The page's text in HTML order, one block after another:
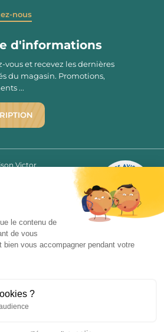
nous
2780 AVIS
9.7/10
d'informations
vous et recevez les dernières
du magasin. Promotions,
...
Victor
le contenu de
de vous
bien vous accompagner pendant votre
?